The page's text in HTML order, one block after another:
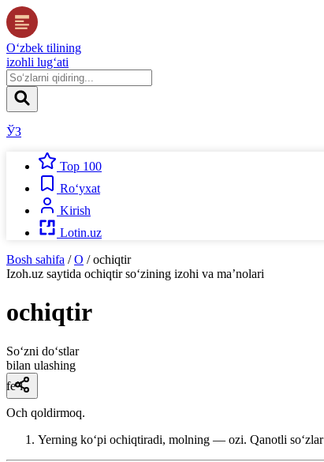
O‘zbek tilining
izohli lug‘ati
ЎЗ
Top 100
Ro‘yxat
Kirish
Lotin.uz
Bosh sahifa / O / ochiqtir
Izoh.uz saytida ochiqtirso‘zining izohi va ma’nolari
ochiqtir
So‘zni do‘stlar
bilan ulashing
fe’l
Och qoldirmoq.
Yerning koʻpi ochiqtiradi, molning — ozi. Qanotli soʻzlar